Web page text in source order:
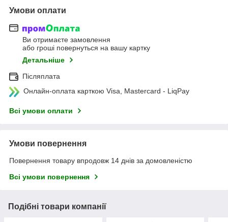
Умови оплати
Ви отримаєте замовлення
або гроші повернуться на вашу картку
Детальніше
Післяплата
Онлайн-оплата карткою Visa, Mastercard - LiqPay
Всі умови оплати
Умови повернення
Повернення товару впродовж 14 днів за домовленістю
Всі умови повернення
Подібні товари компанії